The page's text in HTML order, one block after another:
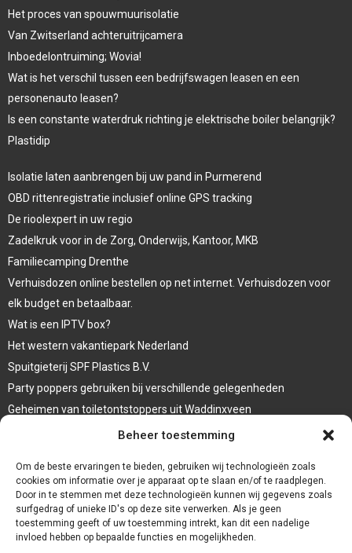
Beheer toestemming
Om de beste ervaringen te bieden, gebruiken wij technologieën zoals
cookies om informatie over je apparaat op te slaan en/of te raadplegen.
Door in te stemmen met deze technologieën kunnen wij gegevens zoals
surfgedrag of unieke ID's op deze site verwerken. Als je geen
toestemming geeft of uw toestemming intrekt, kan dit een nadelige
invloed hebben op bepaalde functies en mogelijkheden.
Het proces van spouwmuurisolatie
Van Zwitserland achteruitrijcamera
Inboedelontruiming; Wovia!
Wat is het verschil tussen een bedrijfswagen leasen en een
personenauto leasen?
Is een constante waterdruk richting je elektrische boiler belangrijk?
Plastidip
Isolatie laten aanbrengen bij uw pand in Purmerend
OBD rittenregistratie inclusief online GPS tracking
De rioolexpert in uw regio
Zadelkruk voor in de Zorg, Onderwijs, Kantoor, MKB
Familiecamping Drenthe
Verhuisdozen online bestellen op net internet. Verhuisdozen voor
elk budget en betaalbaar.
Wat is een IPTV box?
Het western vakantiepark Nederland
Spuitgieterij SPF Plastics B.V.
Party poppers gebruiken bij verschillende gelegenheden
Geheimen van toiletontstoppers uit Waddinxveen
Vormen van terrasaankleding